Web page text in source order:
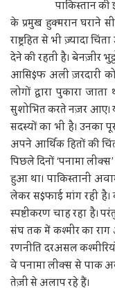
पाकिस्तान की इस
के प्रमुख हुक्मरान घराने
राष्ट्रहित से भी ज़्यादा
देने की रहती है। बेनज़ीर
आसि$फ अली ज़रदारी
लोगों द्वारा पुकारा
सुशोभित करते नज़र आए।
सदस्यों का भी है। उनका
अपने आर्थिक हितों की
पिछले दिनों ‘पनामा
हुआ था। पाकिस्तानी
लेकर स$फाई मांग रही
स्पष्टीकरण चाह रहा है।
संघ तक में कश्मीर का राग
रणनीति दरअसल
वे पनामा लीक्स से पाक
तेज़ी से अलाप रहे हैं।